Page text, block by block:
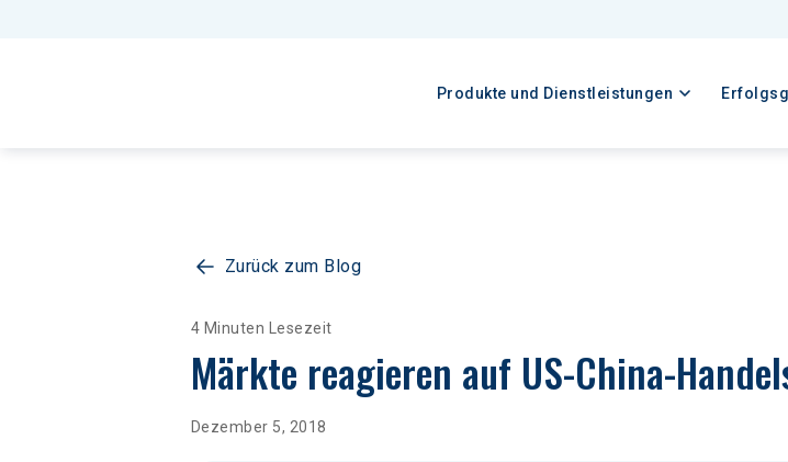
Produkte und Dienstleistungen
Zurück zum Blog
4 Minuten Lesezeit
Märkte reagieren auf US-China-
Dezember 5, 2018